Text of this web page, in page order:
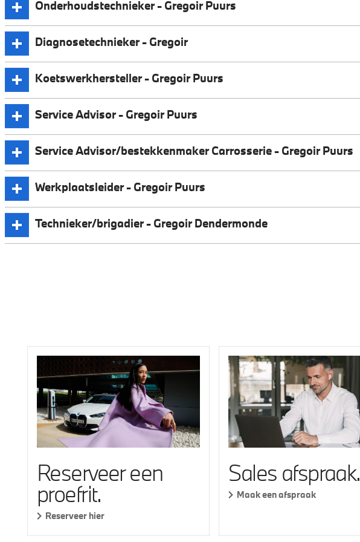
Onderhoudstechnieker - Gregoir Puurs
Diagnosetechnieker - Gregoir
Koetswerkhersteller - Gregoir Puurs
Service Advisor - Gregoir Puurs
Service Advisor/bestekkenmaker Carrosserie - Gregoir Puurs
Werkplaatsleider - Gregoir Puurs
Technieker/brigadier - Gregoir Dendermonde
Reserveer een
proefrit.
Reserveer hier
Sales afspraak.
Maak een afspraak